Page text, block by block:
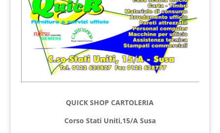
QUICK SHOP CARTOLERIA
Corso Stati Uniti,15/A Susa